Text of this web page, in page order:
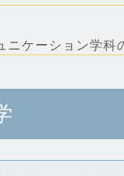
ニケーション学科